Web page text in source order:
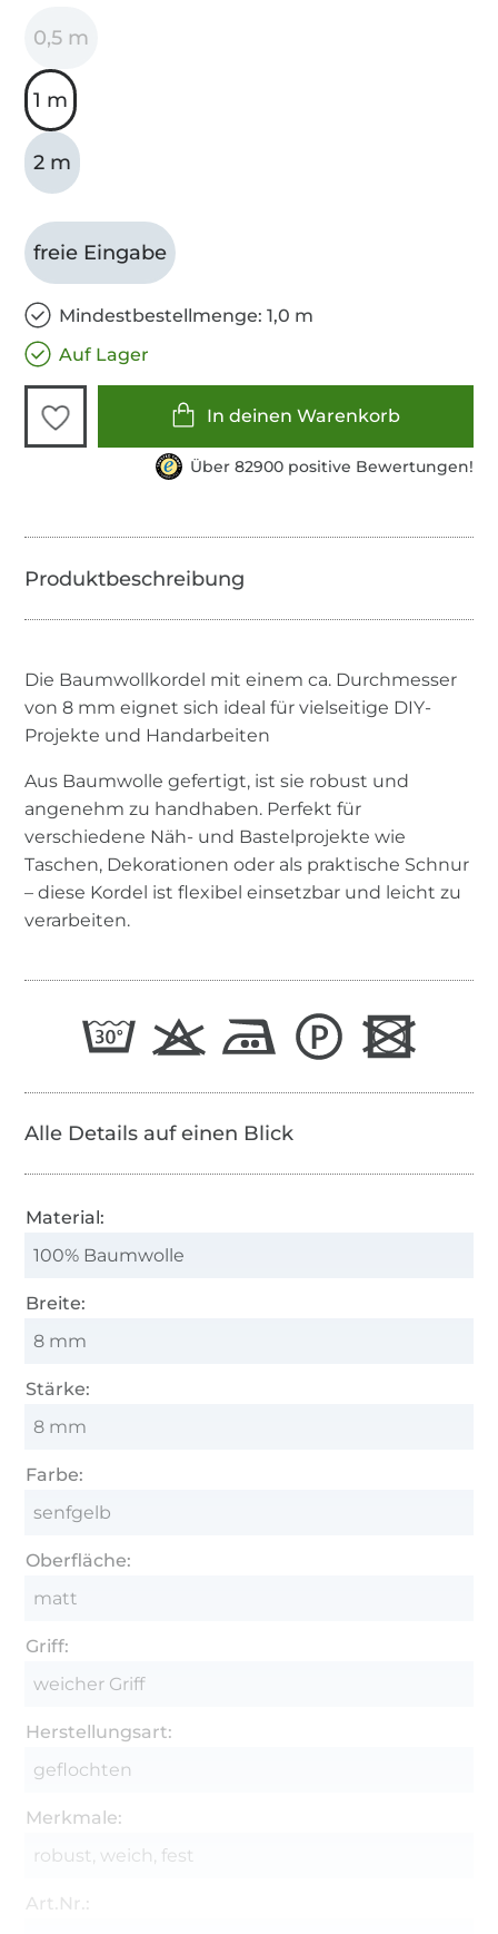
0,5 m
1 m
2 m
freie Eingabe
Mindestbestellmenge: 1,0 m
Auf Lager
In deinen Warenkorb
Über 82900 positive Bewertungen!
Die Baumwollkordel mit einem ca. Durchmesser
von 8 mm eignet sich ideal für vielseitige DIY-
Projekte und Handarbeiten
Aus Baumwolle gefertigt, ist sie robust und
angenehm zu handhaben. Perfekt für
verschiedene Näh- und Bastelprojekte wie
Taschen, Dekorationen oder als praktische Schnur
– diese Kordel ist flexibel einsetzbar und leicht zu
verarbeiten.
Alle Details auf einen Blick
Material:
100% Baumwolle
Breite:
8 mm
Stärke:
8 mm
Farbe:
senfgelb
Oberfläche:
matt
Griff:
weicher Griff
Herstellungsart:
geflochten
Merkmale:
robust, weich, fest
Art.Nr.: